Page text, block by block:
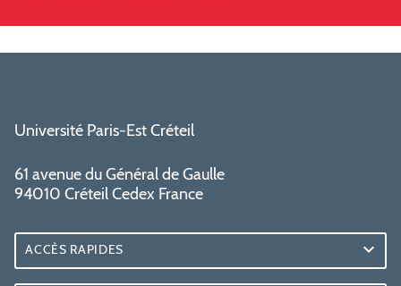
Université Paris-Est Créteil
61 avenue du Général de Gaulle
94010 Créteil Cedex France
ACCÈS RAPIDES